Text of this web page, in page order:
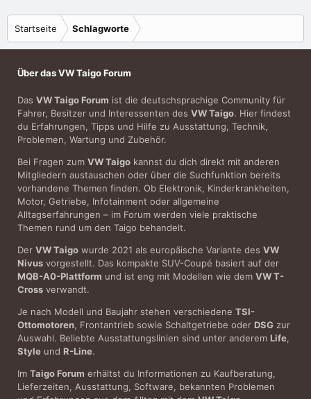
Startseite Schlagworte
Über das VW Taigo Forum
Das VW Taigo Forum ist die deutschsprachige Community für
Fahrer, Besitzer und Interessenten des VW Taigo. Hier findest
du Erfahrungen, Tipps und Hilfe zu Ausstattung, Technik,
Problemen, Wartung und Zubehör.
Bei Fragen zum VW Taigo kannst du dich direkt mit anderen
Mitgliedern austauschen oder über die Suchfunktion bereits
vorhandene Themen finden. Ob Elektronik, Kinderkrankheiten,
Motor, Getriebe, Infotainment oder allgemeine
Alltagserfahrungen – im Forum werden viele praktische
Themen rund um den Taigo behandelt.
Der VW Taigo wurde 2021 als europäische Variante des VW
Nivus vorgestellt. Das kompakte SUV-Coupé basiert auf der
MQB-A0-Plattform und ist eng mit Modellen wie dem VW T-
Cross verwandt.
Je nach Modell und Baujahr stehen verschiedene TSI-
Ottomotoren, Frontantrieb sowie Schaltgetriebe oder DSG zur
Auswahl. Beliebte Ausstattungslinien sind unter anderem Life,
Style und R-Line.
Im Taigo Forum erhältst du Informationen zu Kaufberatung,
Lieferzeiten, Ausstattung, Software, bekannten Problemen